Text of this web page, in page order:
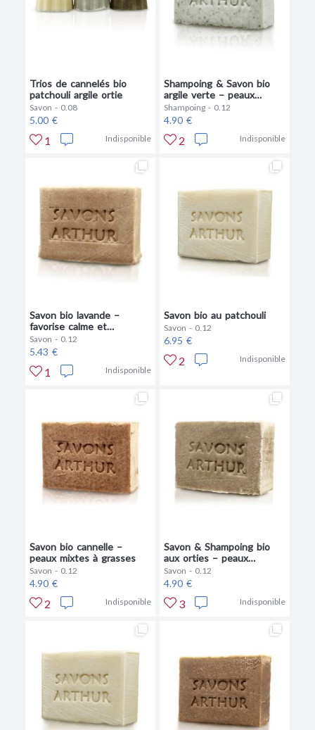
Trios de cannelés bio
patchouli argile ortie
Savon - 0.08
5.00 €
1 Indisponible
Shampoing & Savon bio
argile verte – peaux
grasses
Shampoing - 0.12
4.90 €
2 Indisponible
Savon bio lavande –
favorise calme et
décontraction
Savon - 0.12
5.43 €
1 Indisponible
Savon bio au patchouli
Savon - 0.12
6.95 €
2 Indisponible
Savon bio cannelle –
peaux mixtes à grasses
Savon - 0.12
4.90 €
2 Indisponible
Savon & Shampoing bio
aux orties – peaux
atopiques
Savon - 0.12
4.90 €
3 Indisponible